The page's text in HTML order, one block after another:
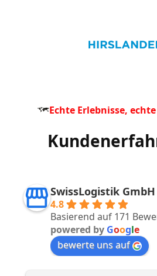
Echte Erlebnisse,
SwissLogistik GmbH
4.8
Basierend auf 171
powered by Google
bewerte uns auf